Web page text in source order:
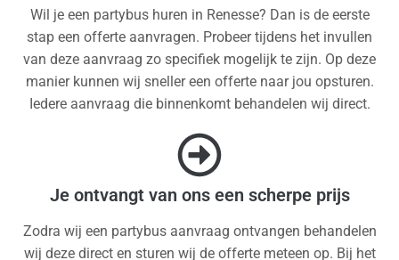
Wil je een partybus huren in Renesse? Dan is de eerste
stap een offerte aanvragen. Probeer tijdens het invullen
van deze aanvraag zo specifiek mogelijk te zijn. Op deze
manier kunnen wij sneller een offerte naar jou opsturen.
Iedere aanvraag die binnenkomt behandelen wij direct.
Je ontvangt van ons een scherpe prijs
Zodra wij een partybus aanvraag ontvangen behandelen
wij deze direct en sturen wij de offerte meteen op. Bij het